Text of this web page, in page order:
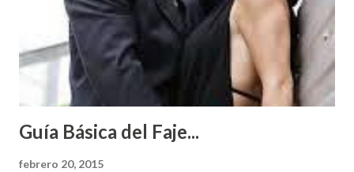
Guía Básica del Faje...
febrero 20, 2015